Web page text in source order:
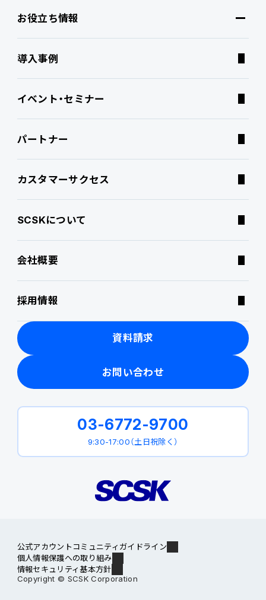
資料請求
お問い合わせ
03-6772-9700
9:30-17:00（土日祝除く）
ブランドコア
PROACTIVE AI
ATWILL Platform
機能
Fit to Standard
Best Practice
連携ソリューション
サポートサービス
オファリング
業務特化型オファリング
業界特化型オファリング
経営課題別オファリング
お役立ち情報
お役立ち情報
資料ダウンロード
よくあるご質問
コラム
特集記事
ニュース・トピックス
製品関連動画
導入事例
イベント・セミナー
パートナー
カスタマーサクセス
SCSKについて
会社概要
採用情報
公式アカウントコミュニティガイドライン
個人情報保護への取り組み
情報セキュリティ基本方針
Copyright © SCSK Corporation